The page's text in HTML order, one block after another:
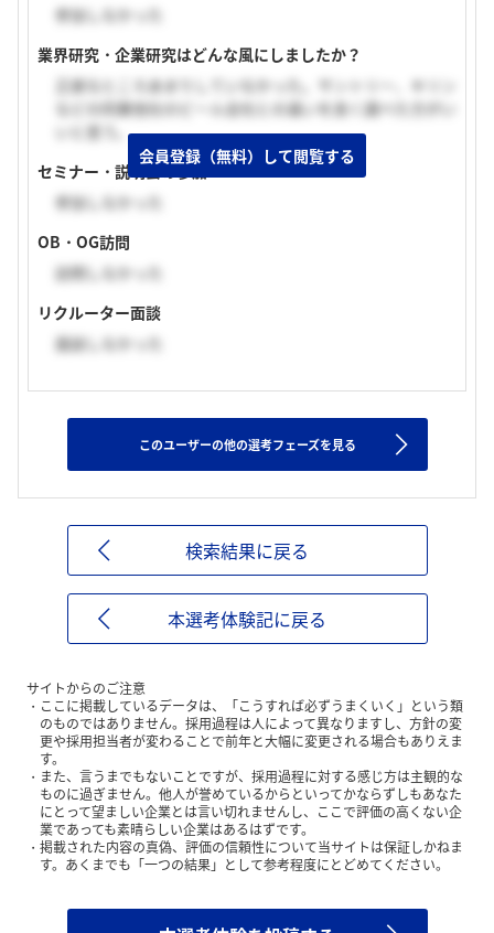
参加しなかった
業界研究・企業研究はどんな風にしましたか？
正直なところあまりしていなかった。サントリー、キリン
などの同業他社のビール会社との違いを良く調べた方がい
いと思う。
セミナー・説明会の参加
参加しなかった
OB・OG訪問
訪問しなかった
リクルーター面談
面談しなかった
会員登録（無料）して閲覧する
このユーザーの他の選考フェーズを見る
検索結果に戻る
本選考体験記に戻る
サイトからのご注意
ここに掲載しているデータは、「こうすれば必ずうまくいく」という類
のものではありません。採用過程は人によって異なりますし、方針の変
更や採用担当者が変わることで前年と大幅に変更される場合もありえま
す。
また、言うまでもないことですが、採用過程に対する感じ方は主観的な
ものに過ぎません。他人が誉めているからといってかならずしもあなた
にとって望ましい企業とは言い切れませんし、ここで評価の高くない企
業であっても素晴らしい企業はあるはずです。
掲載された内容の真偽、評価の信頼性について当サイトは保証しかねま
す。あくまでも「一つの結果」として参考程度にとどめてください。